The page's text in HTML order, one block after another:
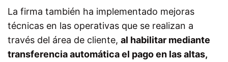
La firma también ha implementado mejoras
técnicas en las operativas que se realizan a
través del área de cliente, al habilitar mediante
transferencia automática el pago en las altas,